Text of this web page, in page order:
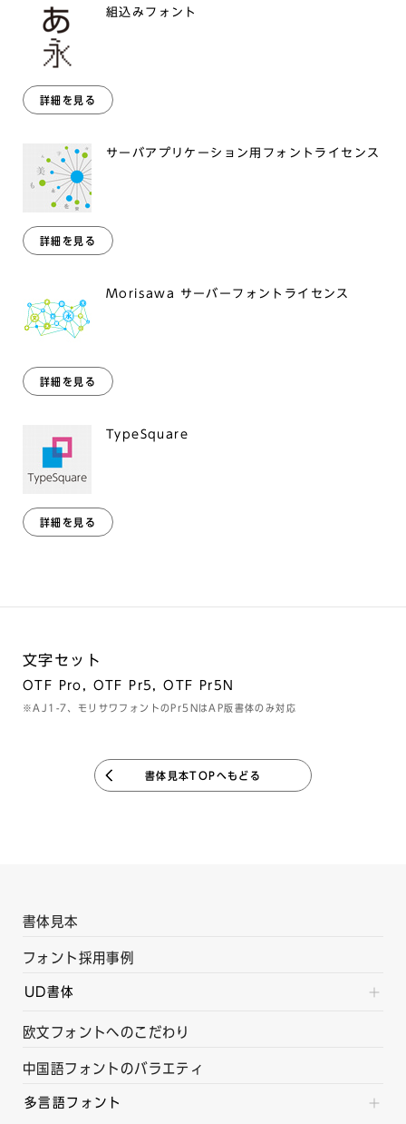
組込みフォント
詳細を見る
サーバアプリケーション用フォントライセンス
詳細を見る
Morisawa サーバーフォントライセンス
詳細を見る
TypeSquare
詳細を見る
文字セット
OTF Pro, OTF Pr5, OTF Pr5N
※AJ1-7、モリサワフォントのPr5NはAP版書体のみ対応
書体見本TOPへもどる
書体見本
フォント採用事例
UD書体
欧文フォントへのこだわり
中国語フォントのバラエティ
多言語フォント